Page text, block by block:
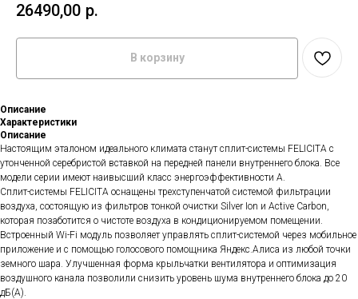
26490,00 р.
В корзину
Описание
Характеристики
Описание
Настоящим эталоном идеального климата станут сплит-системы FELICITA с
утонченной серебристой вставкой на передней панели внутреннего блока. Все
модели серии имеют наивысший класс энергоэффективности А.
Сплит-системы FELICITA оснащены трехступенчатой системой фильтрации
воздуха, состоящую из фильтров тонкой очистки Silver Ion и Active Carbon,
которая позаботится о чистоте воздуха в кондиционируемом помещении.
Встроенный Wi-Fi модуль позволяет управлять сплит-системой через мобильное
приложение и с помощью голосового помощника Яндекс.Алиса из любой точки
земного шара. Улучшенная форма крыльчатки вентилятора и оптимизация
воздушного канала позволили снизить уровень шума внутреннего блока до 20
дБ(А).